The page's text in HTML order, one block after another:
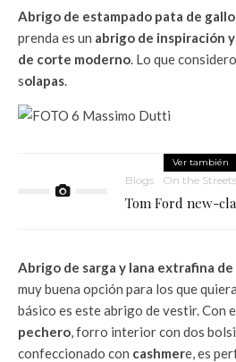
Abrigo de estampado pata de
prenda es un abrigo de inspiración
de corte moderno. Lo que
solapas.
Ver también
Blogs On the Streets
Tom Ford new-
Abrigo de sarga y lana extrafina
muy buena opción para los que
básico es este abrigo de vestir. Con
pechero, forro interior con dos
confeccionado con cashmere, es